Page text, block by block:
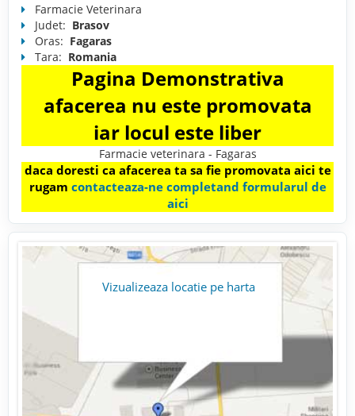
Farmacie Veterinara
Judet: Brasov
Oras: Fagaras
Tara: Romania
Pagina Demonstrativa
afacerea nu este promovata
iar locul este liber
Farmacie veterinara - Fagaras
daca doresti ca afacerea ta sa fie promovata aici te
rugam contacteaza-ne completand formularul de
aici
Vizualizeaza locatie pe harta